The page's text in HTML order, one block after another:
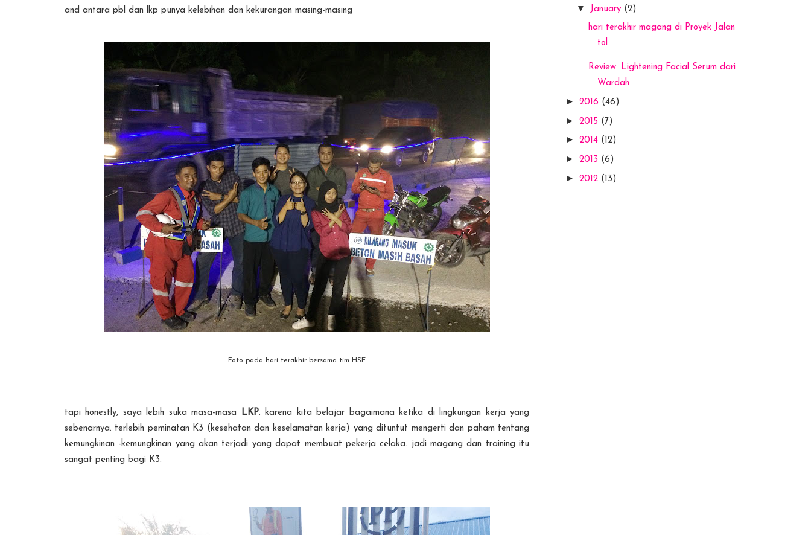
and antara pbl dan lkp punya kelebihan dan kekurangan masing-masing
Foto pada hari terakhir bersama tim HSE
tapi honestly, saya lebih suka masa-masa LKP. karena kita belajar bagaimana ketika di lingkungan kerja yang
sebenarnya. terlebih peminatan K3 (kesehatan dan keselamatan kerja) yang dituntut mengerti dan paham tentang
kemungkinan -kemungkinan yang akan terjadi yang dapat membuat pekerja celaka. jadi magang dan training itu
sangat penting bagi K3.
▼ January (2)
hari terakhir magang di Proyek Jalan
tol
Review: Lightening Facial Serum dari
Wardah
► 2016 (46)
► 2015 (7)
► 2014 (12)
► 2013 (6)
► 2012 (13)